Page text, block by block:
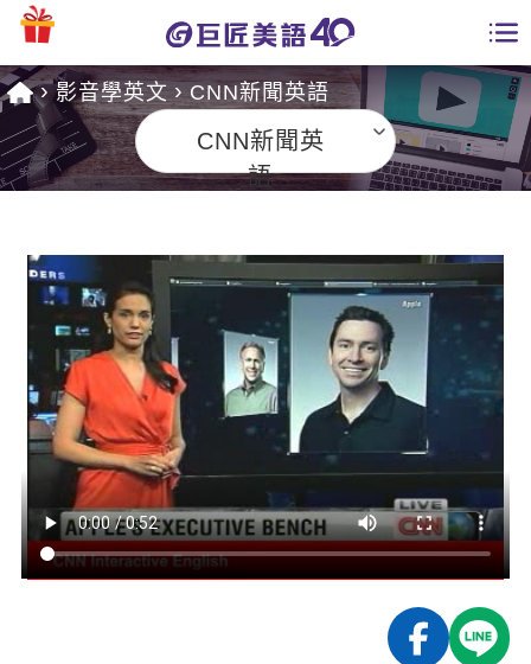
課程總覽
英文課程總表
英文會話
商用英文
英文檢定
TOEIC 多益課程
IELTS 雅思課程
能力養成
自然發音
特色課程
全國分校
免費資源
英文部落格
多益秒學堂
影音學英文
師資團隊
學習分享
學員故事
校園贊助
學員專區
影音學英文 CNN新聞英語
CNN新聞英
語